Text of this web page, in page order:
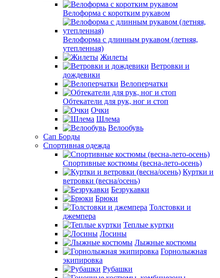
Велоформа с коротким рукавом
Велоформа с длинным рукавом (летняя,
утепленная)
Жилеты
Ветровки и
дождевики
Велоперчатки
Обтекатели для рук, ног и стоп
Очки
Шлема
Велообувь
Сап Борды
Спортивная одежда
Спортивные костюмы (весна-лето-осень)
Куртки и
ветровки (весна/осень)
Безрукавки
Брюки
Толстовки и
джемпера
Теплые куртки
Лосины
Лыжные костюмы
Горнолыжная
экипировка
Рубашки